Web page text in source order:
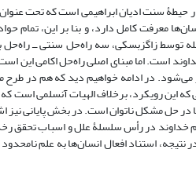
حیطۀ سنت ادیان ابراهیمی است که تحت عنوان
معرفت کامل دارد، و بنا بر این، تمام
توسط زاگزبسکی، سه راه‌حل سنتی ــ راه‌حل
است. اما مبنای اصلی راه‌حل اکامی این است
می‌شود. در ادامه خواهیم دید که هم در
این رویکرد، برخلاف الهیات آنسلمی است
حل مشکل ناتوان است. در بخش پایانی نیز
خداوند در رأس سلسلۀ علل و اسباب تحقق
استناد افعال انسان‌ها به علم نامحدود